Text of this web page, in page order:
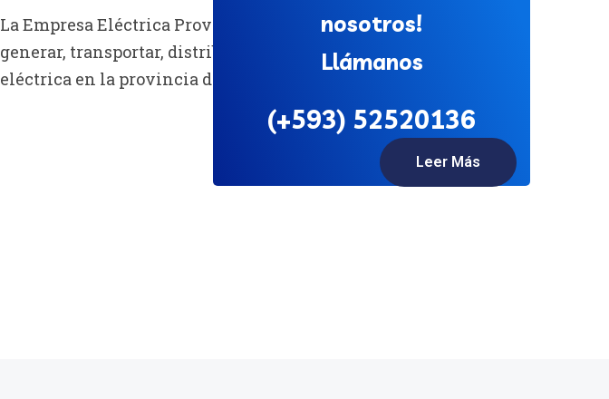
La Empresa Eléctrica Provincial Galápagos tiene por objeto
generar, transportar, distribuir y comercializar energía
eléctrica en la provincia de Galápagos.
Leer Más
nosotros!
Llámanos
(+593) 52520136